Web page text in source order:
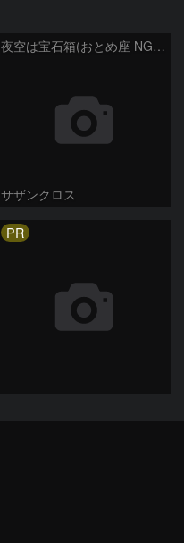
夜空は宝石箱(おとめ座 NGC5746) Seestar50
サザンクロス
PR